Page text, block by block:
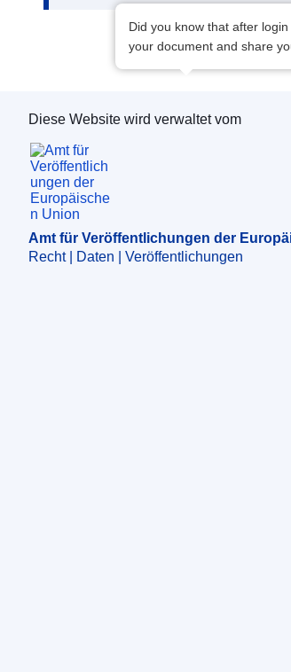
Did you know that after
your document and share
Amt für Veröffentlichungen der
Diese Website wird verwaltet vom
Amt für Veröffentlichungen der
Recht | Daten | Veröffentlichungen